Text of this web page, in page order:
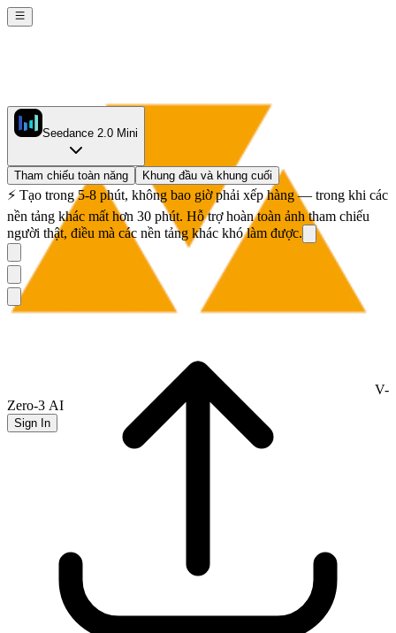
V-
Zero-3 AI
Sign In
Seedance 2.0 Mini
Tham chiếu toàn năng Khung đầu và khung cuối
⚡ Tạo trong 5-8 phút, không bao giờ phải xếp hàng — trong khi các
nền tảng khác mất hơn 30 phút. Hỗ trợ hoàn toàn ảnh tham chiếu
người thật, điều mà các nền tảng khác khó làm được.